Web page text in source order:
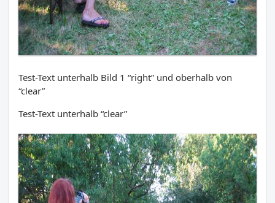
Test-Text unterhalb Bild 1 “right” und oberhalb von
“clear”
Test-Text unterhalb “clear”